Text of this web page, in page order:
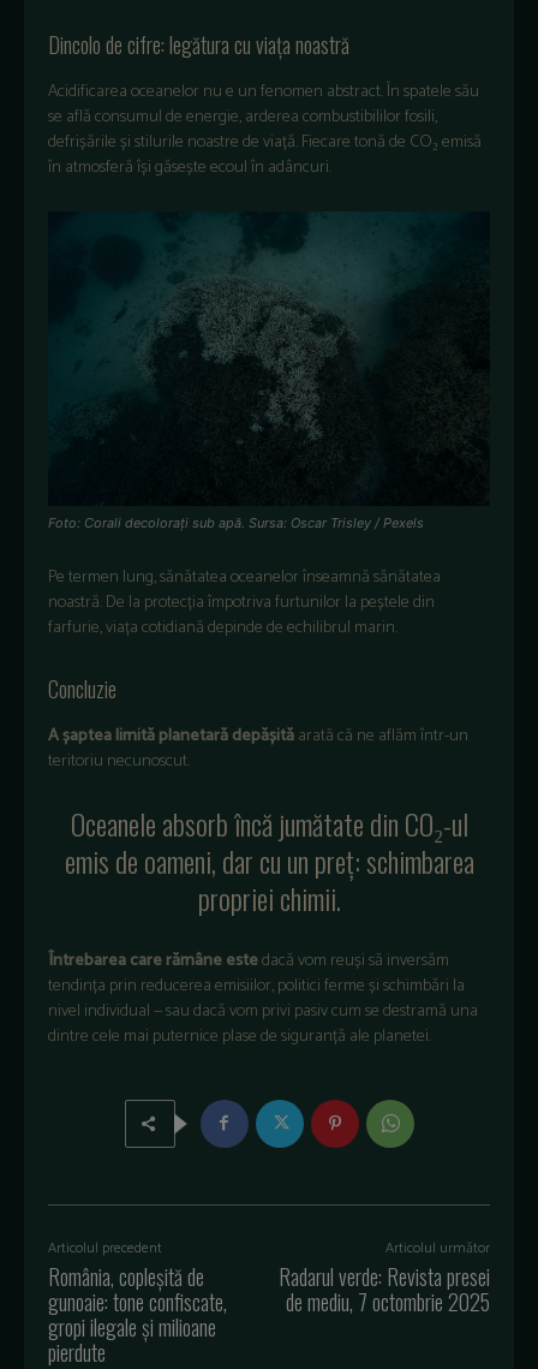
Dincolo de cifre: legătura cu viața noastră
Acidificarea oceanelor nu e un fenomen abstract. În spatele său
se află consumul de energie, arderea combustibililor fosili,
defrișările și stilurile noastre de viață. Fiecare tonă de CO₂ emisă
în atmosferă își găsește ecoul în adâncuri.
Foto: Corali decolorați sub apă. Sursa: Oscar Trisley / Pexels
Pe termen lung, sănătatea oceanelor înseamnă sănătatea
noastră. De la protecția împotriva furtunilor la peștele din
farfurie, viața cotidiană depinde de echilibrul marin.
Concluzie
A șaptea limită planetară depășităarată că ne aflăm într-un
teritoriu necunoscut.
Oceanele absorb încă jumătate din CO₂-ul
emis de oameni, dar cu un preț: schimbarea
propriei chimii.
Întrebarea care rămâne estedacă vom reuși să inversăm
tendința prin reducerea emisiilor, politici ferme și schimbări la
nivel individual — sau dacă vom privi pasiv cum se destramă una
dintre cele mai puternice plase de siguranță ale planetei.
Articolul precedent
România, copleșită de
gunoaie: tone confiscate,
gropi ilegale și milioane
pierdute
Articolul următor
Radarul verde: Revista presei
de mediu, 7 octombrie 2025